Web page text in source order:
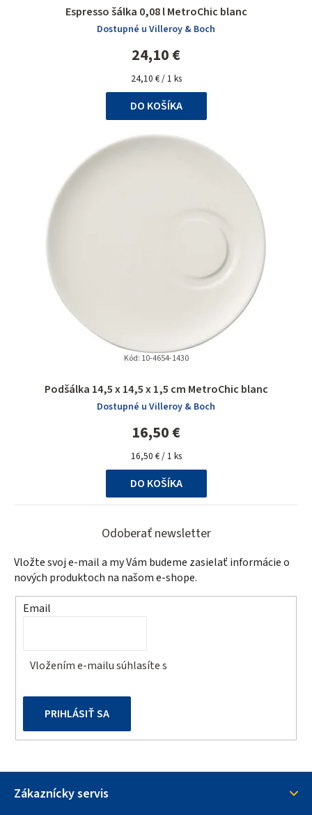
Espresso šálka 0,08 l MetroChic blanc
Dostupné u Villeroy & Boch
24,10 €
Jednotková
cena:
24,10 € / 1 ks
DO KOŠÍKA
Podšálka 14,5 x 14,5 x 1,5 cm MetroChic blanc
Dostupné u Villeroy & Boch
16,50 €
Jednotková
cena:
16,50 € / 1 ks
DO KOŠÍKA
Kód: 10-4654-1430
Odoberať newsletter
Vložte svoj e-mail a my Vám budeme zasielať informácie o
nových produktoch na našom e-shope.
Email
Vložením e-mailu súhlasíte s
PRIHLÁSIŤ SA
Zákaznícky servis